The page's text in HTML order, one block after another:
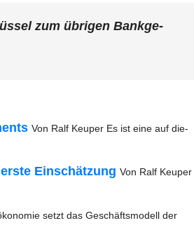
zum übri­gen Bank­ge­
Von Ralf Keu­per Es ist eine auf die­
Ein­schät­zung Von Ralf Keu­per
setzt das Geschäfts­mo­dell der